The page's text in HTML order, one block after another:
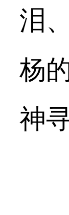
泪
杨
神